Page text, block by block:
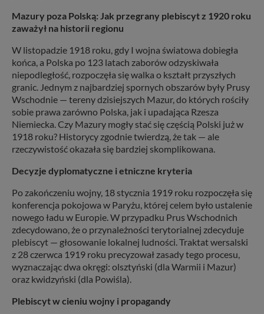
Mazury poza Polską: Jak przegrany plebiscyt z 1920 roku
zaważył na historii regionu
W listopadzie 1918 roku, gdy I wojna światowa dobiegła
końca, a Polska po 123 latach zaborów odzyskiwała
niepodległość, rozpoczęła się walka o kształt przyszłych
granic. Jednym z najbardziej spornych obszarów były Prusy
Wschodnie — tereny dzisiejszych Mazur, do których rościły
sobie prawa zarówno Polska, jak i upadająca Rzesza
Niemiecka. Czy Mazury mogły stać się częścią Polski już w
1918 roku? Historycy zgodnie twierdzą, że tak — ale
rzeczywistość okazała się bardziej skomplikowana.
Decyzje dyplomatyczne i etniczne kryteria
Po zakończeniu wojny, 18 stycznia 1919 roku rozpoczęła się
konferencja pokojowa w Paryżu, której celem było ustalenie
nowego ładu w Europie. W przypadku Prus Wschodnich
zdecydowano, że o przynależności terytorialnej zdecyduje
plebiscyt — głosowanie lokalnej ludności. Traktat wersalski
z 28 czerwca 1919 roku precyzował zasady tego procesu,
wyznaczając dwa okręgi: olsztyński (dla Warmii i Mazur)
oraz kwidzyński (dla Powiśla).
Plebiscyt w cieniu wojny i propagandy